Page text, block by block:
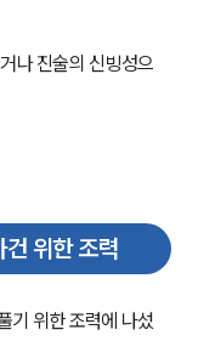
나 진술의 신빙성으
위한 조력
기 위한 조력에 나섰